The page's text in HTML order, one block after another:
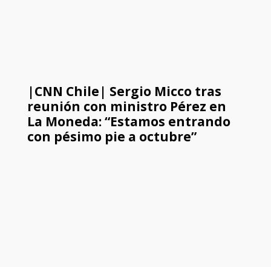
|CNN Chile| Sergio Micco tras
reunión con ministro Pérez en
La Moneda: “Estamos entrando
con pésimo pie a octubre”